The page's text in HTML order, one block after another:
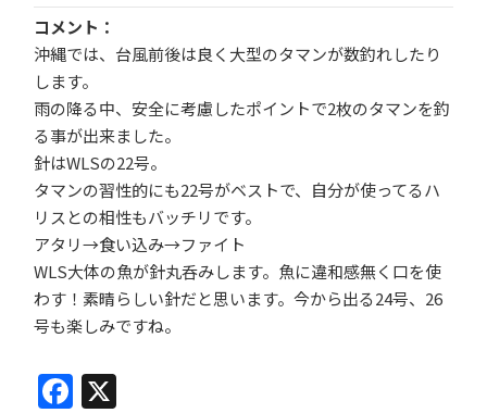
コメント
沖縄では、台風前後は良く大型のタマンが数釣れしたり
します。
雨の降る中、安全に考慮したポイントで2枚のタマンを釣
る事が出来ました。
針はWLSの22号。
タマンの習性的にも22号がベストで、自分が使ってるハ
リスとの相性もバッチリです。
アタリ→食い込み→ファイト
WLS大体の魚が針丸呑みします。魚に違和感無く口を使
わす！素晴らしい針だと思います。今から出る24号、26
号も楽しみですね。
Facebook